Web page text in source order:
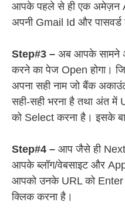
आपके पहले से ही एक अमेज़न
अपनी Gmail Id और
Step#3 – अब आपके सामने
करने का पेज Open होगा।
अपना सही नाम जो बैंक
सही-सही भरना है तथा अंत
को Select करना है। इसके
Step#4 – आप जैसे ही
आपके ब्लॉग/वेबसाइट और App
आपको उनके URL को Enter
क्लिक करना है।